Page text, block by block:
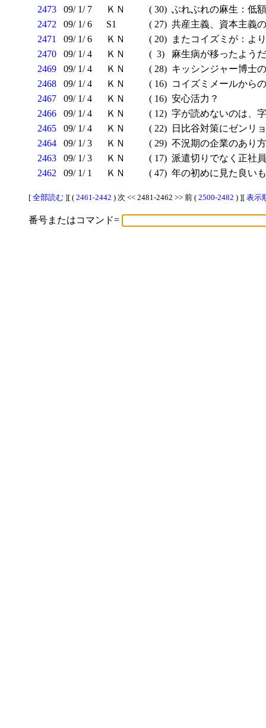
2473
09/ 1/ 7 ＫＮ ( 30) ぶれぶれの麻生：低
2472
09/ 1/ 6 S1 ( 27) 共産主義、資本主義
2471
09/ 1/ 6 ＫＮ ( 20)
またコイズミが：よ
2470
09/ 1/ 4 ＫＮ ( 3)
麻生病が移ったよう
2469
09/ 1/ 4 ＫＮ ( 28) キッシンジャー博士
2468
09/ 1/ 4 ＫＮ ( 16) コイズミメールから
2467
09/ 1/ 4 ＫＮ ( 16) 安心活力？
2466
09/ 1/ 4 ＫＮ ( 12) 字が読めないのは、
2465
09/ 1/ 4 ＫＮ ( 22)
日比谷対策にゼンリ
2464
09/ 1/ 3 ＫＮ ( 29) 不況期の企業のあり方
2463
09/ 1/ 3 ＫＮ ( 17) 派遣切りでなく正社
2462
09/ 1/ 1 ＫＮ ( 47) 年の初めに見た良い
[ 全部読む ][ ( 2461-2442 ) 次 << 2481-2462 >> 前 ( 2500-2482 ) ][ 表示
番号またはコマンド=